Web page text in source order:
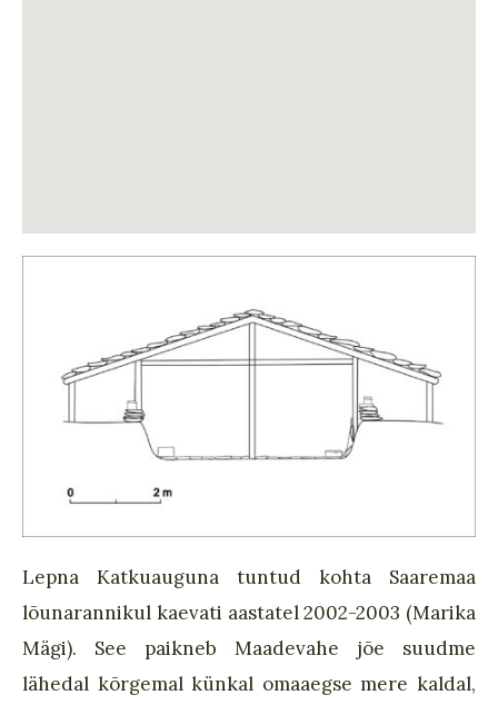
Lepna Katkuauguna tuntud kohta Saaremaa
lõunarannikul kaevati aastatel 2002-2003 (Marika
Mägi). See paikneb Maadevahe jõe suudme
lähedal kõrgemal künkal omaaegse mere kaldal,